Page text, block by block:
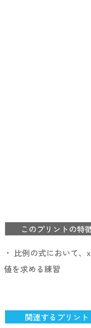
このプリントの特
・ 比例の式において
値を求める練習
関連するプリント